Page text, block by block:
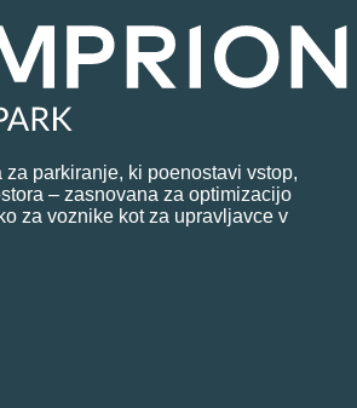
parkiranje, ki poenostavi vstop,
– zasnovana za optimizacijo
za voznike kot za upravljavce v